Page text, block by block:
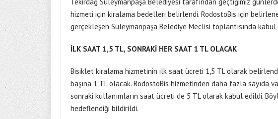
hizmeti için kiralama bedelleri belirlendi. RodostoBis için
gerçekleşen Süleymanpaşa Belediye Meclisi toplantısında
İLK SAAT 1,5 TL, SONRAKİ HER SAAT 1 TL OLACAK
Bisiklet kiralama hizmetinin ilk saat ücreti 1,5 TL olarak
başına 1 TL olacak. RodostoBis hizmetinden daha fazla sayıda
sonraki kullanımların saat ücreti de 5 TL olarak kabul edildi.
hedeflendiği bildirildi.